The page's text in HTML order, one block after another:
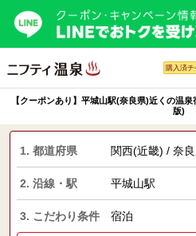
購入済
【クーポンあり】平城山駅(奈良県)近くの温
版)
1. 都道府県 関西(近畿) / 奈
2. 沿線・駅 平城山駅
3. こだわり条件 宿泊